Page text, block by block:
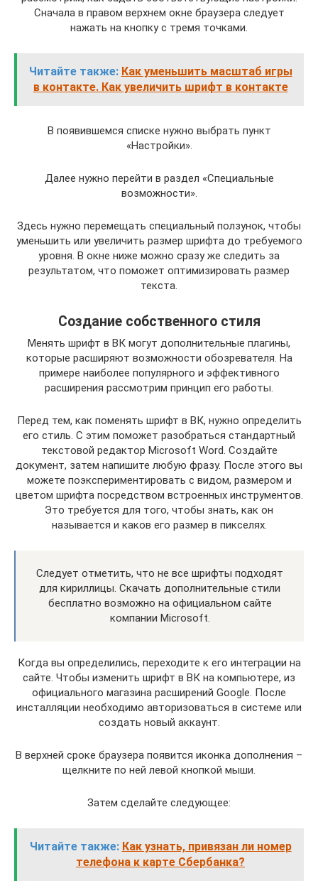
Сначала в правом верхнем окне браузера следует
нажать на кнопку с тремя точками.
Читайте также: Как уменьшить масштаб игры
в контакте. Как увеличить шрифт в контакте
В появившемся списке нужно выбрать пункт
«Настройки».
Далее нужно перейти в раздел «Специальные
возможности».
Здесь нужно перемещать специальный ползунок, чтобы
уменьшить или увеличить размер шрифта до требуемого
уровня. В окне ниже можно сразу же следить за
результатом, что поможет оптимизировать размер
текста.
Создание собственного стиля
Менять шрифт в ВК могут дополнительные плагины,
которые расширяют возможности обозревателя. На
примере наиболее популярного и эффективного
расширения рассмотрим принцип его работы.
Перед тем, как поменять шрифт в ВК, нужно определить
его стиль. С этим поможет разобраться стандартный
текстовой редактор Microsoft Word. Создайте
документ, затем напишите любую фразу. После этого вы
можете поэкспериментировать с видом, размером и
цветом шрифта посредством встроенных инструментов.
Это требуется для того, чтобы знать, как он
называется и каков его размер в пикселях.
Следует отметить, что не все шрифты подходят
для кириллицы. Скачать дополнительные стили
бесплатно возможно на официальном сайте
компании Microsoft.
Когда вы определились, переходите к его интеграции на
сайте. Чтобы изменить шрифт в ВК на компьютере, из
официального магазина расширений Google. После
инсталляции необходимо авторизоваться в системе или
создать новый аккаунт.
В верхней сроке браузера появится иконка дополнения –
щелкните по ней левой кнопкой мыши.
Затем сделайте следующее:
Читайте также: Как узнать, привязан ли номер
телефона к карте Сбербанка?